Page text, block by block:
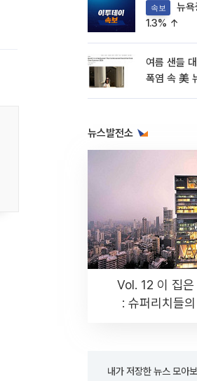
속보
1.3% ↑
여름 샌들
폭염 속 美
뉴스발전소
Vol. 12 이 집
: 슈퍼리치들
내가 저장한 뉴스 모아보